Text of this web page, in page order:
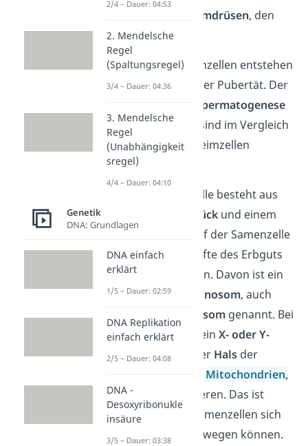
männlichen Keimdrüsen, den
Hoden.
Die männlichen Keimzellen entstehen
meistens während der Pubertät. Der
Spermatogenese
genannt. Spermien sind im Vergleich
zu den weiblichen Keimzellen
deutlich kleiner.
Die fertige Samenzelle besteht aus
Kopf
Mittelstück und einem
Schwanzteil
. Im Kopf der Samenzelle
befindet sich die Hälfte des Erbguts
mit 23 Chromosomen. Davon ist ein
Chromosom, das
Gonosom, auch
Geschlechtschromosom genannt. Bei
Spermien kann das einX- oder Y-
Chromosomsein. Der Hals der
Mitochondrien,
dieEnergie
produzieren. Das ist
wichtig, damit die Samenzellen sich
selbstständig fortbewegen können.
2/4 – Dauer: 04:53
2. Mendelsche
Regel
(Spaltungsregel)
3/4 – Dauer: 04:36
3. Mendelsche
Regel
(Unabhängigkeit
sregel)
4/4 – Dauer: 04:10
Genetik
DNA: Grundlagen
DNA einfach
erklärt
1/5 – Dauer: 02:59
DNA Replikation
einfach erklärt
2/5 – Dauer: 04:08
DNA -
Desoxyribonukle
insäure
3/5 – Dauer: 03:38